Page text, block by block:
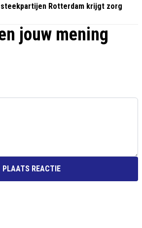
Rotterdam krijgt zorg
jouw mening
PLAATS REACTIE